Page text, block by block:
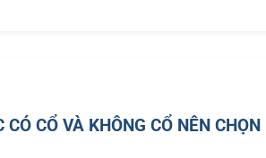
CỔ VÀ KHÔNG CỔ NÊN CHỌN